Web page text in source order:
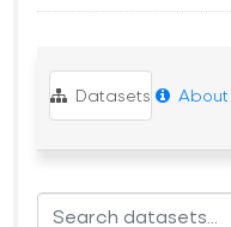
Datasets About